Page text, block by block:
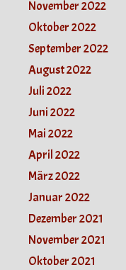
November 2022
Oktober 2022
September 2022
August 2022
Juli 2022
Juni 2022
Mai 2022
April 2022
März 2022
Januar 2022
Dezember 2021
November 2021
Oktober 2021